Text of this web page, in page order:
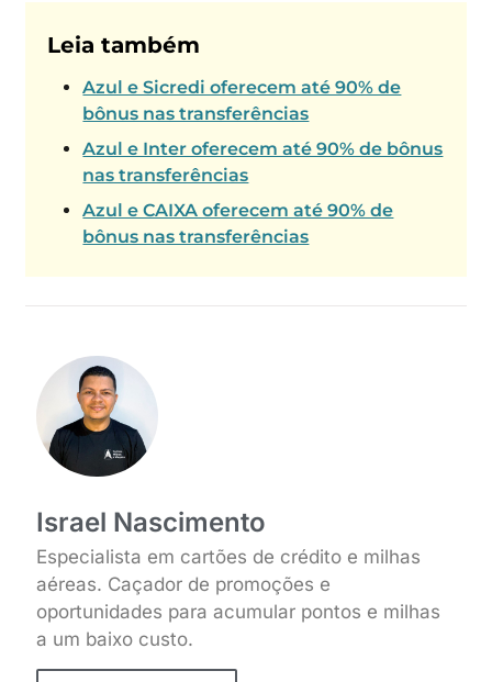
Leia também
Azul e Sicredi oferecem até 90% de
bônus nas transferências
Azul e Inter oferecem até 90% de bônus
nas transferências
Azul e CAIXA oferecem até 90% de
bônus nas transferências
Israel Nascimento
Especialista em cartões de crédito e milhas
aéreas. Caçador de promoções e
oportunidades para acumular pontos e milhas
a um baixo custo.